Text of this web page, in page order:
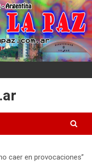
caer en provocaciones”